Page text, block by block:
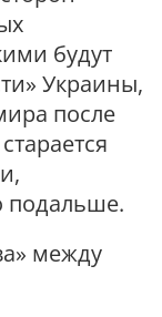
будут
Украины,
после
подальше.
между